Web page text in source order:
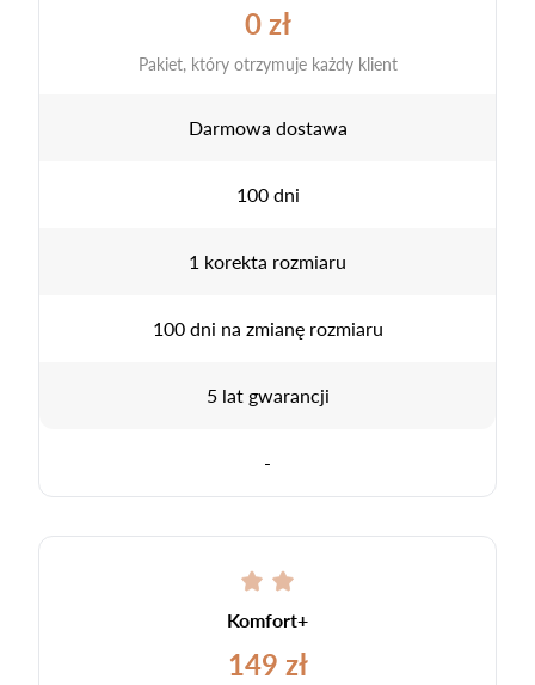
0 zł
Pakiet, który otrzymuje każdy klient
Darmowa dostawa
100 dni
1 korekta rozmiaru
100 dni na zmianę rozmiaru
5 lat gwarancji
-
Komfort+
149 zł